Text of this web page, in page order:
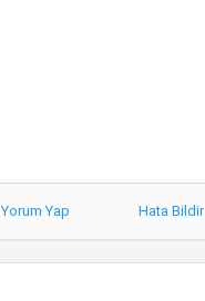
Yorum Yap Hata Bildir